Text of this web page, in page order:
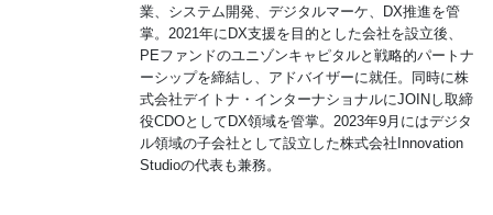
業、システム開発、デジタルマーケ、DX推進を管
掌。2021年にDX支援を目的とした会社を設立後、
PEファンドのユニゾンキャピタルと戦略的パートナ
ーシップを締結し、アドバイザーに就任。同時に株
式会社デイトナ・インターナショナルにJOINし取締
役CDOとしてDX領域を管掌。2023年9月にはデジタ
ル領域の子会社として設立した株式会社Innovation
Studioの代表も兼務。